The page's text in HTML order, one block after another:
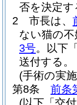
否を決定
2
市長は、
ない猫の
3号。以下
送付する。
(手術の実
第8条
前条